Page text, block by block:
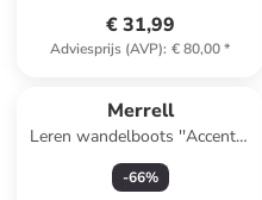
€ 31,99
Adviesprijs (AVP): € 80,00*
Merrell
Leren wandelboots ''Accentor
3'' lichtbruin
-66%